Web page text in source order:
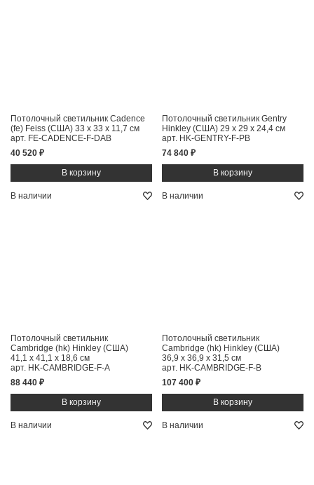
Потолочный светильник Cadence
(fe) Feiss (США) 33 x 33 x 11,7 см
арт. FE-CADENCE-F-DAB
40 520 ₽
Потолочный светильник Gentry
Hinkley (США) 29 x 29 x 24,4 см
арт. HK-GENTRY-F-PB
74 840 ₽
В наличии
Потолочный светильник
Cambridge (hk) Hinkley (США)
41,1 x 41,1 x 18,6 см
арт. HK-CAMBRIDGE-F-A
88 440 ₽
В наличии
Потолочный светильник
Cambridge (hk) Hinkley (США)
36,9 x 36,9 x 31,5 см
арт. HK-CAMBRIDGE-F-B
107 400 ₽
В наличии В наличии